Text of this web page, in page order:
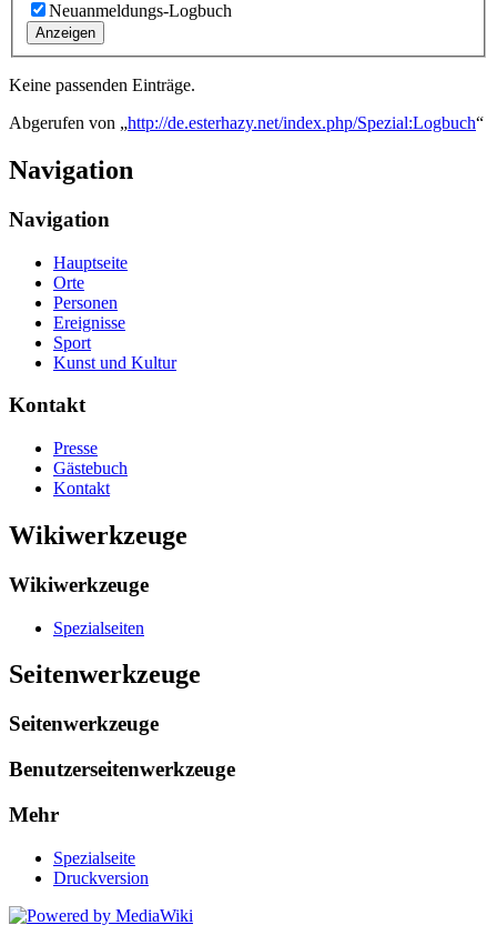
Neuanmeldungs-Logbuch
Anzeigen
Keine passenden Einträge.
Abgerufen von „http://de.esterhazy.net/index.php/Spezial:Logbuch“
Navigation
Navigation
Hauptseite
Orte
Personen
Ereignisse
Sport
Kunst und Kultur
Kontakt
Presse
Gästebuch
Kontakt
Wikiwerkzeuge
Wikiwerkzeuge
Spezialseiten
Seitenwerkzeuge
Seitenwerkzeuge
Benutzerseitenwerkzeuge
Mehr
Spezialseite
Druckversion